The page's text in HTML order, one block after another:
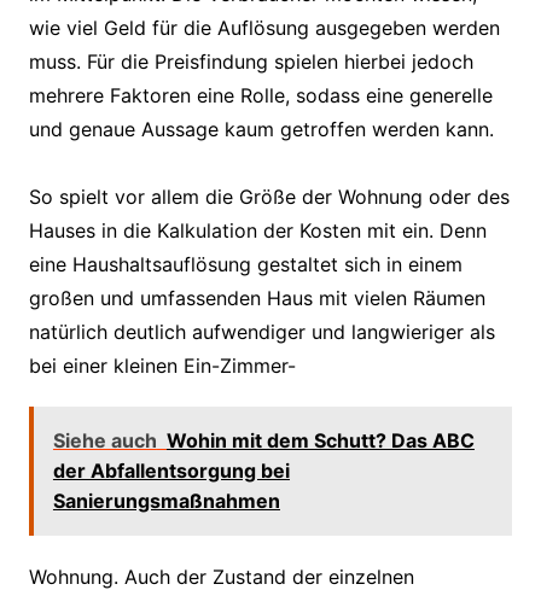
wie viel Geld für die Auflösung ausgegeben werden
muss. Für die Preisfindung spielen hierbei jedoch
mehrere Faktoren eine Rolle, sodass eine generelle
und genaue Aussage kaum getroffen werden kann.
So spielt vor allem die Größe der Wohnung oder des
Hauses in die Kalkulation der Kosten mit ein. Denn
eine Haushaltsauflösung gestaltet sich in einem
großen und umfassenden Haus mit vielen Räumen
natürlich deutlich aufwendiger und langwieriger als
bei einer kleinen Ein-Zimmer-
Siehe auch Wohin mit dem Schutt? Das ABC
der Abfallentsorgung bei
Sanierungsmaßnahmen
Wohnung. Auch der Zustand der einzelnen